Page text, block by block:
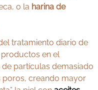
o la harina de
tratamiento diario de
productos en el
partículas demasiado
poros, creando mayor